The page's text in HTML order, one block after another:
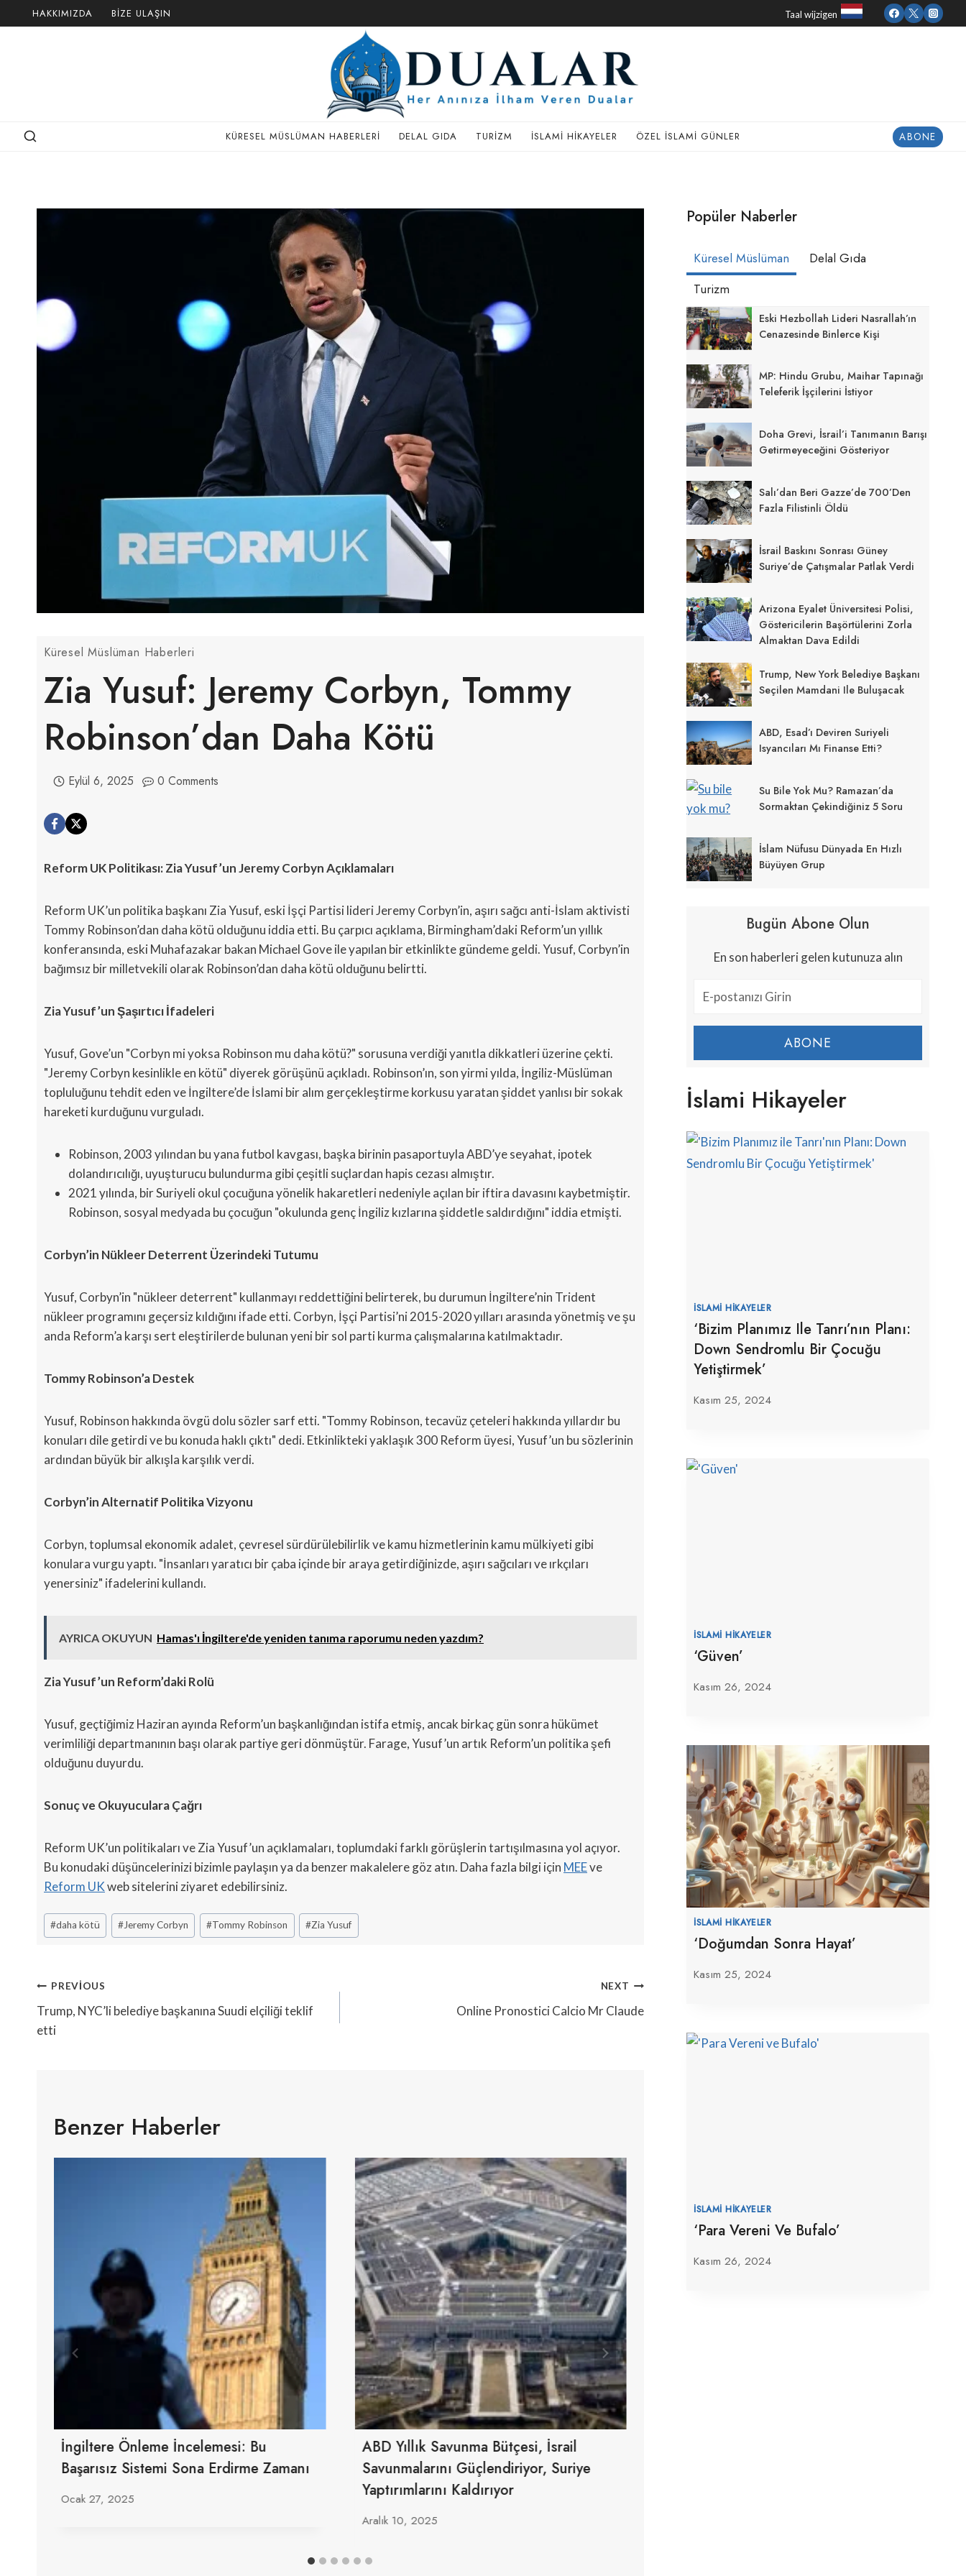
to
HAKKIMIZDA BIZE ULAŞIN Taal wijzigen
KÜRESEL MÜSLÜMAN HABERLERI DELAL GIDA TURIZM İSLAMI HIKAYELER ÖZEL İSLAMI GÜNLER ABONE
Küresel Müslüman Haberleri
Zia Yusuf: Jeremy Corbyn, Tommy
Robinson’dan Daha Kötü
Eylül 6, 2025 0 Comments
Reform UK Politikası: Zia Yusuf’un Jeremy Corbyn Açıklamaları
Reform UK’un politika başkanı Zia Yusuf, eski İşçi Partisi lideri Jeremy Corbyn’in, aşırı sağcı anti-İslam aktivisti
Tommy Robinson’dan daha kötü olduğunu iddia etti. Bu çarpıcı açıklama, Birmingham’daki Reform’un yıllık
konferansında, eski Muhafazakar bakan Michael Gove ile yapılan bir etkinlikte gündeme geldi. Yusuf, Corbyn’in
bağımsız bir milletvekili olarak Robinson’dan daha kötü olduğunu belirtti.
Zia Yusuf’un Şaşırtıcı İfadeleri
Yusuf, Gove’un "Corbyn mi yoksa Robinson mu daha kötü?" sorusuna verdiği yanıtla dikkatleri üzerine çekti.
"Jeremy Corbyn kesinlikle en kötü" diyerek görüşünü açıkladı. Robinson’ın, son yirmi yılda, İngiliz-Müslüman
topluluğunu tehdit eden ve İngiltere’de İslami bir alım gerçekleştirme korkusu yaratan şiddet yanlısı bir sokak
hareketi kurduğunu vurguladı.
Robinson, 2003 yılından bu yana futbol kavgası, başka birinin pasaportuyla ABD’ye seyahat, ipotek
dolandırıcılığı, uyuşturucu bulundurma gibi çeşitli suçlardan hapis cezası almıştır.
2021 yılında, bir Suriyeli okul çocuğuna yönelik hakaretleri nedeniyle açılan bir iftira davasını kaybetmiştir.
Robinson, sosyal medyada bu çocuğun "okulunda genç İngiliz kızlarına şiddetle saldırdığını" iddia etmişti.
Corbyn’in Nükleer Deterrent Üzerindeki Tutumu
Yusuf, Corbyn’in "nükleer deterrent" kullanmayı reddettiğini belirterek, bu durumun İngiltere’nin Trident
nükleer programını geçersiz kıldığını ifade etti. Corbyn, İşçi Partisi’ni 2015-2020 yılları arasında yönetmiş ve şu
anda Reform’a karşı sert eleştirilerde bulunan yeni bir sol parti kurma çalışmalarına katılmaktadır.
Tommy Robinson’a Destek
Yusuf, Robinson hakkında övgü dolu sözler sarf etti. "Tommy Robinson, tecavüz çeteleri hakkında yıllardır bu
konuları dile getirdi ve bu konuda haklı çıktı" dedi. Etkinlikteki yaklaşık 300 Reform üyesi, Yusuf’un bu sözlerinin
ardından büyük bir alkışla karşılık verdi.
Corbyn’in Alternatif Politika Vizyonu
Corbyn, toplumsal ekonomik adalet, çevresel sürdürülebilirlik ve kamu hizmetlerinin kamu mülkiyeti gibi
konulara vurgu yaptı. "İnsanları yaratıcı bir çaba içinde bir araya getirdiğinizde, aşırı sağcıları ve ırkçıları
yenersiniz" ifadelerini kullandı.
AYRICA OKUYUN Hamas'ı İngiltere'de yeniden tanıma raporumu neden yazdım?
Zia Yusuf’un Reform’daki Rolü
Yusuf, geçtiğimiz Haziran ayında Reform’un başkanlığından istifa etmiş, ancak birkaç gün sonra hükümet
verimliliği departmanının başı olarak partiye geri dönmüştür. Farage, Yusuf’un artık Reform’un politika şefi
olduğunu duyurdu.
Sonuç ve Okuyuculara Çağrı
Reform UK’un politikaları ve Zia Yusuf’un açıklamaları, toplumdaki farklı görüşlerin tartışılmasına yol açıyor.
Bu konudaki düşüncelerinizi bizimle paylaşın ya da benzer makalelere göz atın. Daha fazla bilgi için MEEve
Reform UKweb sitelerini ziyaret edebilirsiniz.
Post
Tags:
#daha kötü #Jeremy Corbyn #Tommy Robinson #Zia Yusuf
Yazı
Gezinmesi
PREVIOUS
Trump, NYC’li belediye başkanına Suudi elçiliği teklif
etti
NEXT
Online Pronostici Calcio Mr Claude
Benzer Haberler
İngiltere Önleme İncelemesi: Bu
Başarısız Sistemi Sona Erdirme Zamanı
Ocak 27, 2025
ABD Yıllık Savunma Bütçesi, İsrail
Savunmalarını Güçlendiriyor, Suriye
Yaptırımlarını Kaldırıyor
Aralık 10, 2025
Popüler Naberler
Küresel Müslüman
Delal Gıda
Turizm
Eski Hezbollah Lideri Nasrallah’ın
Cenazesinde Binlerce Kişi
MP: Hindu Grubu, Maihar Tapınağı
Teleferik İşçilerini İstiyor
Doha Grevi, İsrail’i Tanımanın Barışı
Getirmeyeceğini Gösteriyor
Salı’dan Beri Gazze’de 700’den
Fazla Filistinli Öldü
İsrail Baskını Sonrası Güney
Suriye’de Çatışmalar Patlak Verdi
Arizona Eyalet Üniversitesi Polisi,
Göstericilerin Başörtülerini Zorla
Almaktan Dava Edildi
Trump, New York Belediye Başkanı
Seçilen Mamdani Ile Buluşacak
ABD, Esad’ı Deviren Suriyeli
Isyancıları Mı Finanse Etti?
Su Bile Yok Mu? Ramazan’da
Sormaktan Çekindiğiniz 5 Soru
İslam Nüfusu Dünyada En Hızlı
Büyüyen Grup
Bugün Abone Olun
En son haberleri gelen kutunuza alın
ABONE
İslami Hikayeler
İSLAMI HIKAYELER
‘Bizim Planımız Ile Tanrı’nın Planı:
Down Sendromlu Bir Çocuğu
Yetiştirmek’
Kasım 25, 2024
İSLAMI HIKAYELER
‘Güven’
Kasım 26, 2024
İSLAMI HIKAYELER
‘Doğumdan Sonra Hayat’
Kasım 25, 2024
İSLAMI HIKAYELER
‘Para Vereni Ve Bufalo’
Kasım 26, 2024